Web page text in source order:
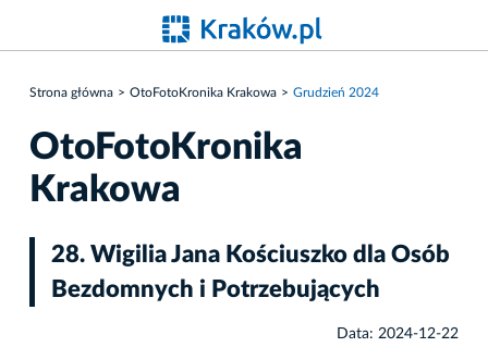
Strona główna OtoFotoKronika Krakowa Grudzień 2024
OtoFotoKronika
Krakowa
28. Wigilia Jana Kościuszko dla Osób
Bezdomnych i Potrzebujących
Data: 2024-12-22